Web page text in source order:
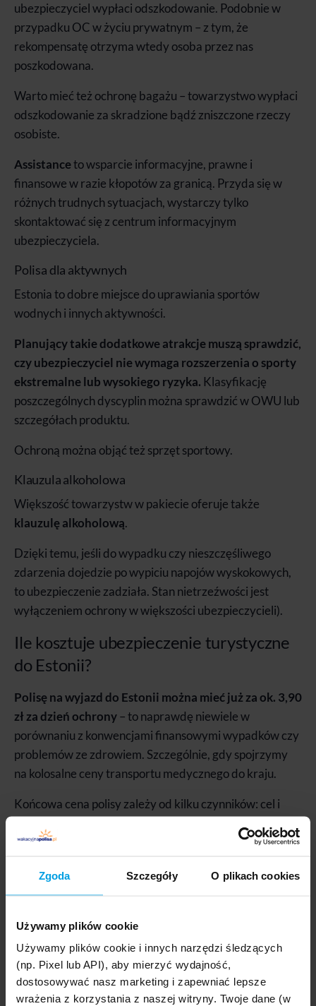
Zgoda Szczegóły O plikach cookies
Używamy plików cookie
Używamy plików cookie i innych narzędzi śledzących
(np. Pixel lub API), aby mierzyć wydajność,
dostosowywać nasz marketing i zapewniać lepsze
wrażenia z korzystania z naszej witryny. Twoje dane (w
ubezpieczyciel wypłaci odszkodowanie. Podobnie w
przypadku OC w życiu prywatnym – z tym, że
rekompensatę otrzyma wtedy osoba przez nas
poszkodowana.
Warto mieć też ochronę bagażu – towarzystwo wypłaci
odszkodowanie za skradzione bądź zniszczone rzeczy
osobiste.
Assistanceto wsparcie informacyjne, prawne i
finansowe w razie kłopotów za granicą. Przyda się w
różnych trudnych sytuacjach, wystarczy tylko
skontaktować się z centrum informacyjnym
ubezpieczyciela.
Polisa dla aktywnych
Estonia to dobre miejsce do uprawiania sportów
wodnych i innych aktywności.
Planujący takie dodatkowe atrakcje muszą sprawdzić,
czy ubezpieczyciel nie wymaga rozszerzenia o sporty
ekstremalne lub wysokiego ryzyka. Klasyfikację
poszczególnych dyscyplin można sprawdzić w OWU lub
szczegółach produktu.
Ochroną można objąć też sprzęt sportowy.
Klauzula alkoholowa
Większość towarzystw w pakiecie oferuje także
klauzulę alkoholową.
Dzięki temu, jeśli do wypadku czy nieszczęśliwego
zdarzenia dojedzie po wypiciu napojów wyskokowych,
to ubezpieczenie zadziała. Stan nietrzeźwości jest
wyłączeniem ochrony w większości ubezpieczycieli).
Ile kosztuje ubezpieczenie turystyczne
do Estonii?
Polisę na wyjazd do Estonii można mieć już za ok. 3,90
zł za dzień ochrony– to naprawdę niewiele w
porównaniu z konwencjami finansowymi wypadków czy
problemów ze zdrowiem. Szczególnie, gdy spojrzymy
na kolosalne ceny transportu medycznego do kraju.
Końcowa cena polisy zależy od kilku czynników: cel i
planowanych aktywności na miejscu oraz wybrane
Uniqa 16 ,50 zł
1 os. / 3 dni